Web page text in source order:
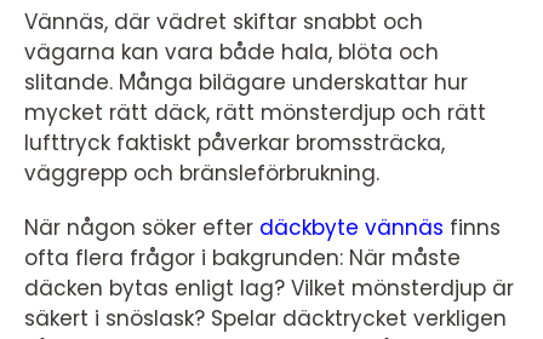
Vännäs, där vädret skiftar snabbt och
vägarna kan vara både hala, blöta och
slitande. Många bilägare underskattar hur
mycket rätt däck, rätt mönsterdjup och rätt
lufttryck faktiskt påverkar bromssträcka,
väggrepp och bränsleförbrukning.
När någon söker efter däckbyte vännäs finns
ofta flera frågor i bakgrunden: När måste
däcken bytas enligt lag? Vilket mönsterdjup är
säkert i snöslask? Spelar däcktrycket verkligen